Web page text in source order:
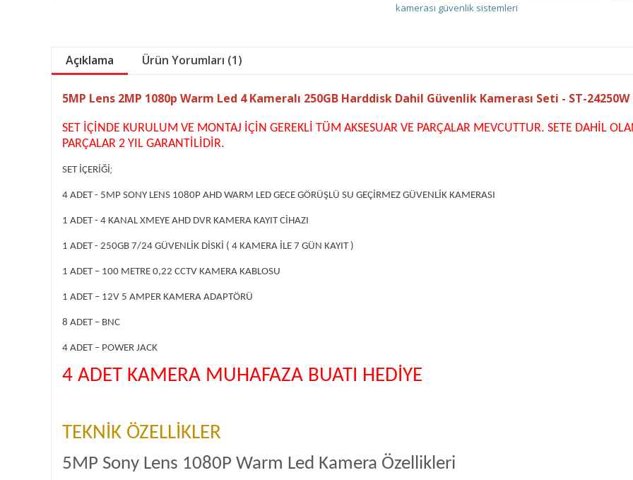
kamerası güvenlik sistemleri
Açıklama Ürün Yorumları (1)
5MP Lens 2MP 1080p Warm Led 4 Kameralı 250GB Harddisk Dahil Güvenlik Kamerası Seti - ST-24250W
SET İÇİNDE KURULUM VE MONTAJ İÇİN GEREKLİ TÜM AKSESUAR VE PARÇALAR MEVCUTTUR. SETE DAHİL
PARÇALAR 2 YIL GARANTİLİDİR.
SET İÇERİĞİ;
4 ADET - 5MP SONY LENS 1080P AHD WARM LED GECE GÖRÜŞLÜ SU GEÇİRMEZ GÜVENLİK KAMERASI
1 ADET - 4 KANAL XMEYE AHD DVR KAMERA KAYIT CİHAZI
1 ADET - 250GB 7/24 GÜVENLİK DİSKİ ( 4 KAMERA İLE 7 GÜN KAYIT )
1 ADET – 100 METRE 0,22 CCTV KAMERA KABLOSU
1 ADET – 12V 5 AMPER KAMERA ADAPTÖRÜ
8 ADET – BNC
4 ADET – POWER JACK
4 ADET KAMERA MUHAFAZA BUATI HEDİYE
TEKNİK ÖZELLİKLER
5MP Sony Lens 1080P Warm Led Kamera Özellikleri